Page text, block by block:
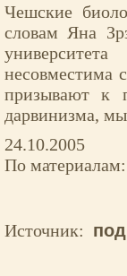
Чешские
словам Яна
несовместима
призывают к
дарвинизма,
24.10.2005
По
Источник: